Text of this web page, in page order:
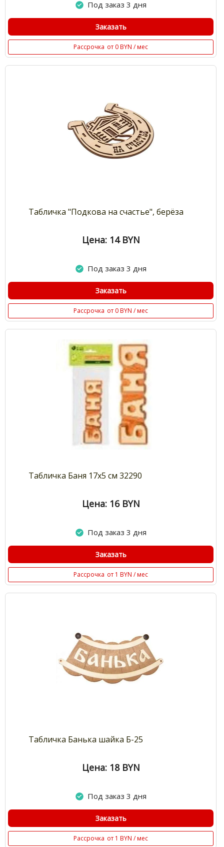
Под заказ 3 дня
Заказать
Рассрочка от 0 BYN / мес
Табличка "Подкова на счастье", берёза
Цена: 14 BYN
Под заказ 3 дня
Заказать
Рассрочка от 0 BYN / мес
Табличка Баня 17х5 см 32290
Цена: 16 BYN
Под заказ 3 дня
Заказать
Рассрочка от 1 BYN / мес
Табличка Банька шайка Б-25
Цена: 18 BYN
Под заказ 3 дня
Заказать
Рассрочка от 1 BYN / мес